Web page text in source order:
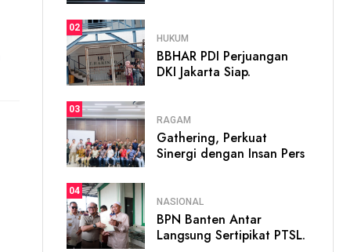
02
HUKUM
BBHAR PDI Perjuangan
DKI Jakarta Siap.
03
RAGAM
Gathering, Perkuat
Sinergi dengan Insan Pers
04
NASIONAL
BPN Banten Antar
Langsung Sertipikat PTSL.